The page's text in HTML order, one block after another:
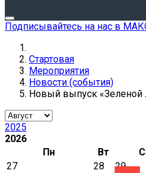
Подписывайтесь на нас в
Стартовая
Мероприятия
Новости (события)
Новый выпуск «Зеленой
2025
2026
Пн
Вт
27
28 29